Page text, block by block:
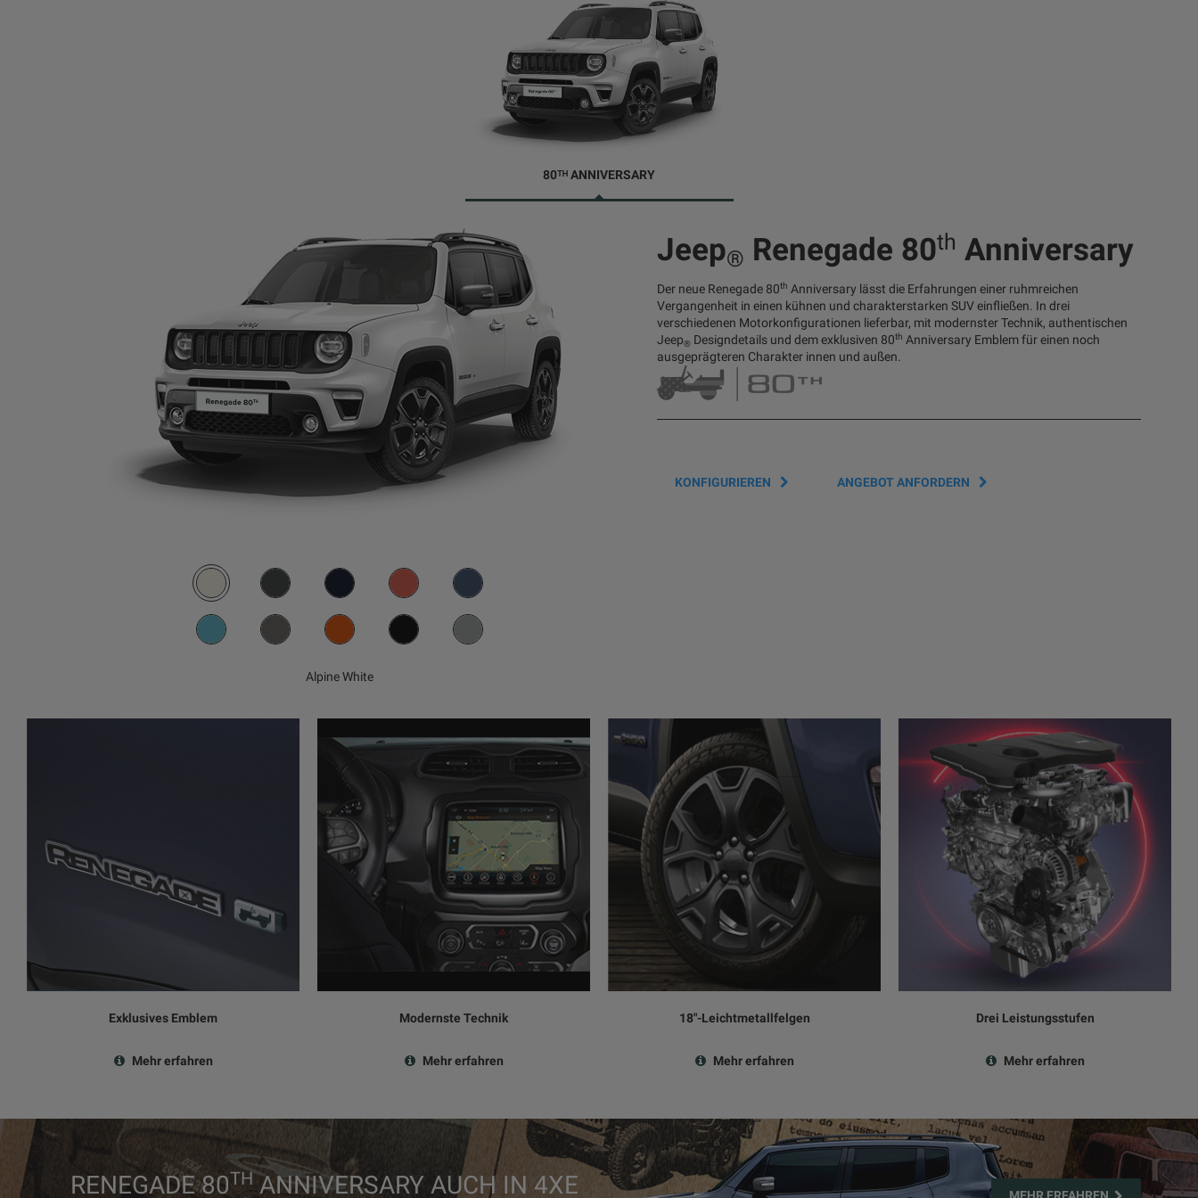
80ᵀᴴ ANNIVERSARY
Alpine White
Jeep® Renegade 80th Anniversary
Der neue Renegade 80th Anniversary lässt die Erfahrungen einer ruhmreichen
Vergangenheit in einen kühnen und charakterstarken SUV einfließen. In drei
verschiedenen Motorkonfigurationen lieferbar, mit modernster Technik, authentischen
Jeep® Designdetails und dem exklusiven 80th Anniversary Emblem für einen noch
ausgeprägteren Charakter innen und außen.
KONFIGURIEREN ANGEBOT ANFORDERN
Exklusives Emblem
Mehr erfahren
Modernste Technik
Mehr erfahren
18"-Leichtmetallfelgen
Mehr erfahren
Drei Leistungsstufen
Mehr erfahren
RENEGADE 80THANNIVERSARY AUCH IN 4XE